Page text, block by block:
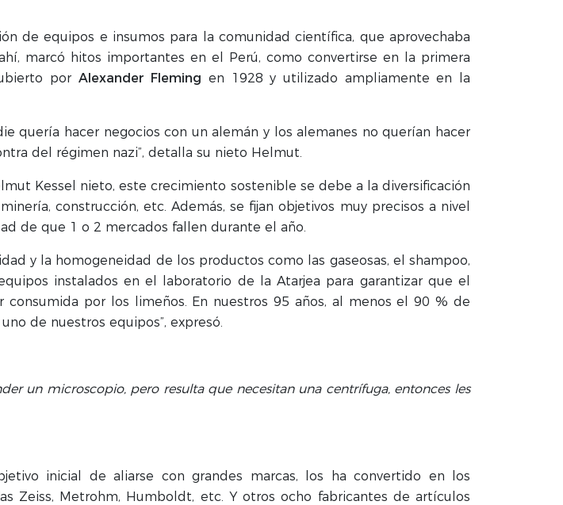
de equipos e insumos para la comunidad científica, que aprovechaba
marcó hitos importantes en el Perú, como convertirse en la primera
por Alexander Fleming en 1928 y utilizado ampliamente en la
quería hacer negocios con un alemán y los alemanes no querían hacer
del régimen nazi”, detalla su nieto Helmut.
Kessel nieto, este crecimiento sostenible se debe a la diversificación
construcción, etc. Además, se fijan objetivos muy precisos a nivel
de que 1 o 2 mercados fallen durante el año.
y la homogeneidad de los productos como las gaseosas, el shampoo,
instalados en el laboratorio de la Atarjea para garantizar que el
por los limeños. En nuestros 95 años, al menos el 90 % de
de nuestros equipos”, expresó.
un microscopio, pero resulta que necesitan una centrífuga, entonces les
inicial de aliarse con grandes marcas, los ha convertido en los
Zeiss, Metrohm, Humboldt, etc. Y otros ocho fabricantes de artículos